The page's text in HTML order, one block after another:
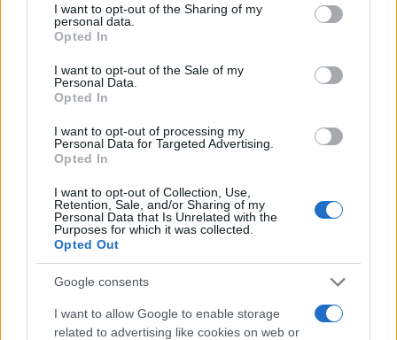
not limited to your visit or usage behaviour. You may click to
grant or deny consent to Google and its third-party tags to
use your data for below specified purposes in below Google
consent section.
I want to opt-out of the Sharing of my
personal data.
Opted In
I want to opt-out of the Sale of my
Personal Data.
Opted In
I want to opt-out of processing my
Personal Data for Targeted Advertising.
Opted In
I want to opt-out of Collection, Use,
Retention, Sale, and/or Sharing of my
Personal Data that Is Unrelated with the
Purposes for which it was collected.
Opted Out
Google consents
I want to allow Google to enable storage
related to advertising like cookies on web or
νόσου Αλτσχάιμερ ή Πάρκινσον.
Βέβαια, και ο ύπνος στο πλάι δεν είναι τέλειος. Το
βάρος που ασκείται συνεχώς στη μία πλευρά του
σώματος μπορεί να προκαλέσει πόνο στον ώμο ή
στη μέση. Ορισμένοι άνθρωποι παραπονιούνται
επίσης για σφίξιμο στη γνάθο ή πονοκεφάλους,
ιδίως αν κοιμούνται με τον λαιμό στραμμένο για
ώρες προς μία κατεύθυνση. Αυτά τα προβλήματα
είναι πιο συχνά όταν δεν χρησιμοποιούμε σωστά
μαξιλάρια ή όταν το στρώμα είναι πολύ σκληρό ή
πολύ μαλακό.